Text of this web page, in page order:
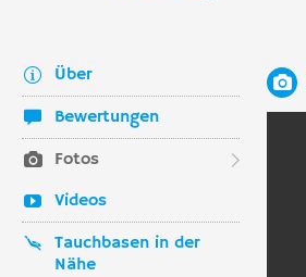
Über
Bewertungen
Fotos
Videos
Tauchbasen in der
Nähe